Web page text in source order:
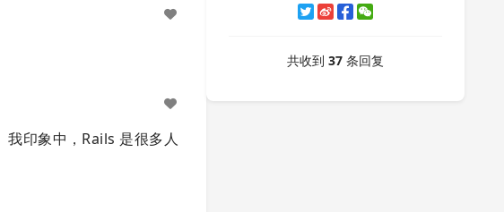
印象中，Rails 是很多人
共收到 37 条回复